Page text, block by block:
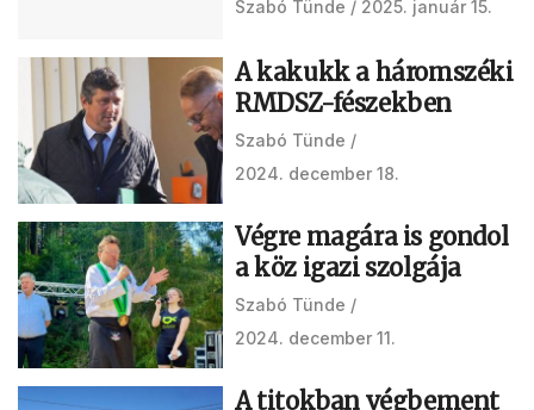
Szabó Tünde 2025. január 15.
A kakukk a háromszéki
RMDSZ-fészekben
Szabó Tünde
2024. december 18.
Végre magára is gondol
a köz igazi szolgája
Szabó Tünde
2024. december 11.
A titokban végbement